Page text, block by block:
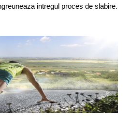
intregul proces de slabire.